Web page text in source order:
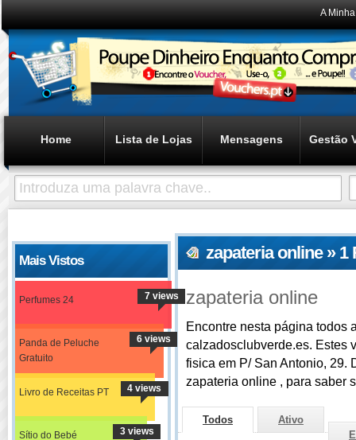
A
Home Lista de Lojas Mensagens Gestão
Mais Vistos
Perfumes 24 7 views
Panda de Peluche
Gratuito
6 views
Livro de Receitas PT 4 views
Sítio do Bebé 3 views
zapateria online »
zapateria online
Encontre nesta página todos
calzadosclubverde.es. Estes
fisica em P/ San Antonio, 29.
zapateria online , para saber
Todos
Ativo